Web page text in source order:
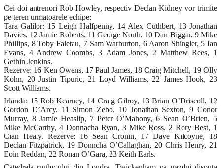
Cei doi antrenori Rob Howley, respectiv Declan Kidney vor trimite
pe teren urmatoarele echipe:
Tara Galilor: 15 Leigh Halfpenny, 14 Alex Cuthbert, 13 Jonathan
Davies, 12 Jamie Roberts, 11 George North, 10 Dan Biggar, 9 Mike
Phillips, 8 Toby Faletau, 7 Sam Warburton, 6 Aaron Shingler, 5 Ian
Evans, 4 Andrew Coombs, 3 Adam Jones, 2 Matthew Rees, 1
Gethin Jenkins.
Rezerve: 16 Ken Owens, 17 Paul James, 18 Craig Mitchell, 19 Olly
Kohn, 20 Justin Tipuric, 21 Loyd Williams, 22 James Hook, 23
Scott Williams.
Irlanda: 15 Rob Kearney, 14 Craig Gilroy, 13 Brian O’Driscoll, 12
Gordon D’Arcy, 11 Simon Zebo, 10 Jonathan Sexton, 9 Conor
Murray, 8 Jamie Heaslip, 7 Peter O’Mahony, 6 Sean O’Brien, 5
Mike McCarthy, 4 Donnacha Ryan, 3 Mike Ross, 2 Rory Best, 1
Cian Healy. Rezerve: 16 Sean Cronin, 17 Dave Kilcoyne, 18
Declan Fitzpatrick, 19 Donncha O’Callaghan, 20 Chris Henry, 21
Eoin Reddan, 22 Ronan O’Gara, 23 Keith Earls.